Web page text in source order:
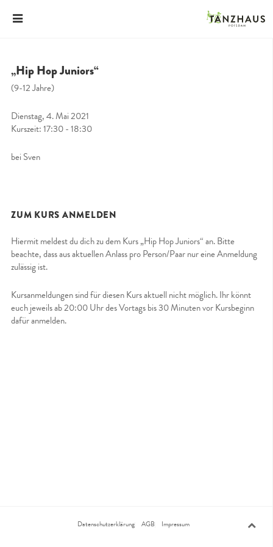
„Hip Hop Juniors“
(9-12 Jahre)
Dienstag, 4. Mai 2021
Kurszeit: 17:30 - 18:30
bei Sven
ZUM KURS ANMELDEN
Hiermit meldest du dich zu dem Kurs „Hip Hop Juniors“ an. Bitte
beachte, dass aus aktuellen Anlass pro Person/Paar nur eine Anmeldung
zulässig ist.
Kursanmeldungen sind für diesen Kurs aktuell nicht möglich. Ihr könnt
euch jeweils ab 20:00 Uhr des Vortags bis 30 Minuten vor Kursbeginn
dafür anmelden.
Datenschutzerklärung AGB Impressum